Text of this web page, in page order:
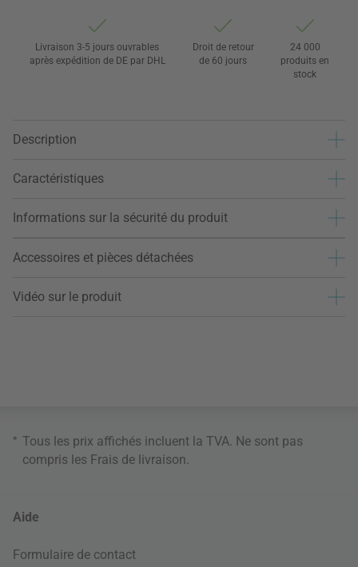
Livraison 3-5 jours ouvrables
après expédition de DE par DHL
Droit de retour
de 60 jours
24 000
produits en
stock
Description
Caractéristiques
Informations sur la sécurité du produit
Accessoires et pièces détachées
Vidéo sur le produit
* Tous les prix affichés incluent la TVA. Ne sont pas
compris les Frais de livraison
Aide
Formulaire de contact